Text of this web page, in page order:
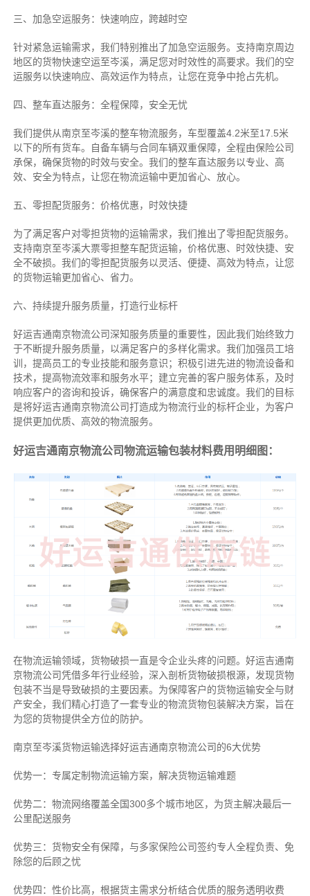
三、加急空运服务：快速响应，跨越时空
针对紧急运输需求，我们特别推出了加急空运服务。支持南京周边
地区的货物快速空运至岑溪，满足您对时效性的高要求。我们的空
运服务以快速响应、高效运作为特点，让您在竞争中抢占先机。
四、整车直达服务：全程保障，安全无忧
我们提供从南京至岑溪的整车物流服务，车型覆盖4.2米至17.5米
以下的所有货车。自备车辆与合同车辆双重保障，全程由保险公司
承保，确保货物的时效与安全。我们的整车直达服务以专业、高
效、安全为特点，让您在物流运输中更加省心、放心。
五、零担配货服务：价格优惠，时效快捷
为了满足客户对零担货物的运输需求，我们推出了零担配货服务。
支持南京至岑溪大票零担整车配货运输，价格优惠、时效快捷、安
全不破损。我们的零担配货服务以灵活、便捷、高效为特点，让您
的货物运输更加省心、省力。
六、持续提升服务质量，打造行业标杆
好运吉通南京物流公司深知服务质量的重要性，因此我们始终致力
于不断提升服务质量，以满足客户的多样化需求。我们加强员工培
训，提高员工的专业技能和服务意识；积极引进先进的物流设备和
技术，提高物流效率和服务水平；建立完善的客户服务体系，及时
响应客户的咨询和投诉，确保客户的满意度和忠诚度。我们的目标
是将好运吉通南京物流公司打造成为物流行业的标杆企业，为客户
提供更加优质、高效的物流服务。
好运吉通南京物流公司物流运输包装材料费用明细图：
在物流运输领域，货物破损一直是令企业头疼的问题。好运吉通南
京物流公司凭借多年行业经验，深入剖析货物破损根源，发现货物
包装不当是导致破损的主要因素。为保障客户的货物运输安全与财
产安全，我们精心打造了一套专业的物流货物包装解决方案，旨在
为您的货物提供全方位的防护。
南京至岑溪货物运输选择好运吉通南京物流公司的6大优势
优势一：专属定制物流运输方案，解决货物运输难题
优势二：物流网络覆盖全国300多个城市地区，为货主解决最后一
公里配送服务
优势三：货物安全有保障，与多家保险公司签约专人全程负责、免
除您的后顾之忧
优势四：性价比高，根据货主需求分析结合优质的服务透明收费